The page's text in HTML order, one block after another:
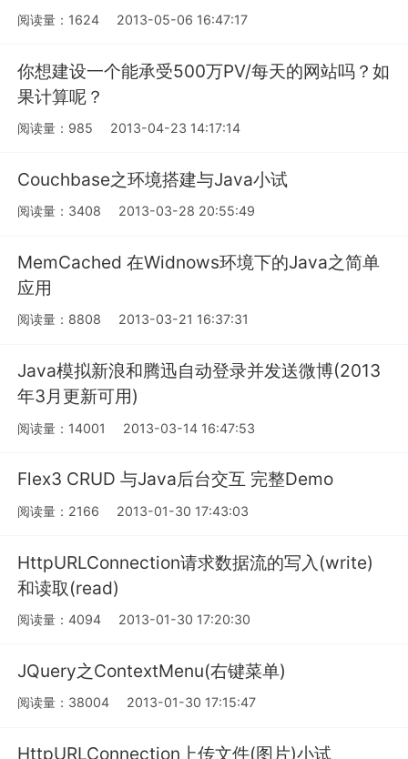
阅读量：1624 2013-05-06 16:47:17
你想建设一个能承受500万PV/每天的网站吗？如
果计算呢？
阅读量：985 2013-04-23 14:17:14
Couchbase之环境搭建与Java小试
阅读量：3408 2013-03-28 20:55:49
MemCached 在Widnows环境下的Java之简单
应用
阅读量：8808 2013-03-21 16:37:31
Java模拟新浪和腾迅自动登录并发送微博(2013
年3月更新可用)
阅读量：14001 2013-03-14 16:47:53
Flex3 CRUD 与Java后台交互 完整Demo
阅读量：2166 2013-01-30 17:43:03
HttpURLConnection请求数据流的写入(write)
和读取(read)
阅读量：4094 2013-01-30 17:20:30
JQuery之ContextMenu(右键菜单)
阅读量：38004 2013-01-30 17:15:47
HttpURLConnection上传文件(图片)小试